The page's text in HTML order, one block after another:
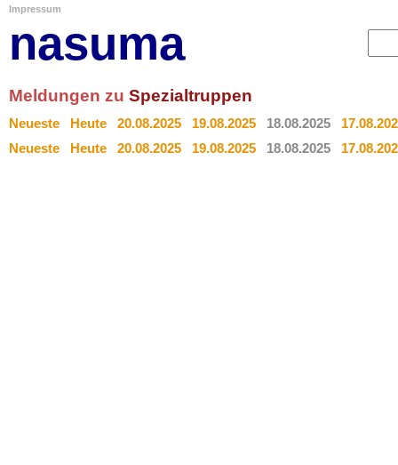
Impressum
nasuma
Meldungen zu Spezialtruppen
Neueste Heute 20.08.2025 19.08.2025 18.08.2025
Neueste
Heute 20.08.2025 19.08.2025 18.08.2025